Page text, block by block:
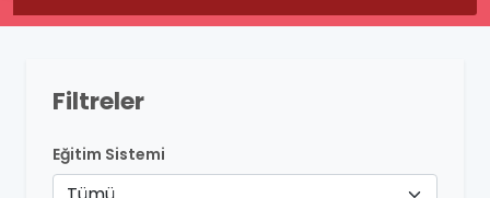
Filtreler
Eğitim Sistemi